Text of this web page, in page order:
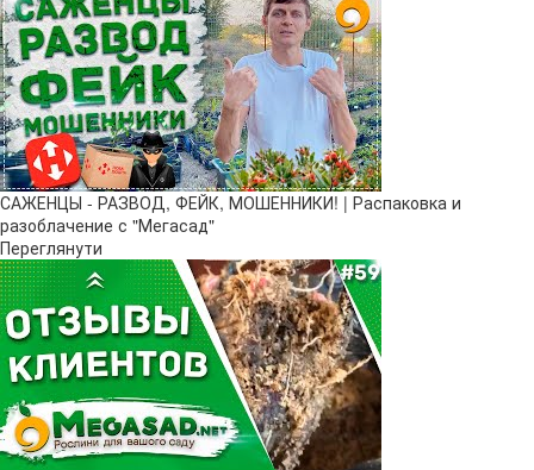
САЖЕНЦЫ - РАЗВОД, ФЕЙК, МОШЕННИКИ! | Распаковка и
разоблачение с "Мегасад"
Переглянути